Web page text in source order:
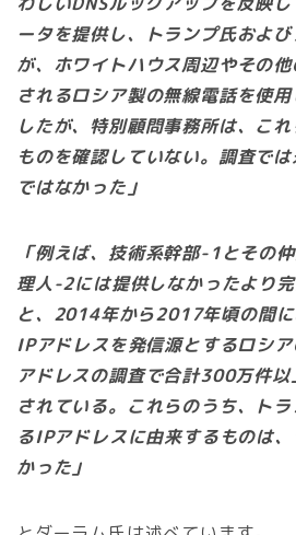
ータを提供し、トランプ氏およ
が、ホワイトハウス周辺やその
されるロシア製の無線電話を使
したが、特別顧問事務所は、こ
ものを確認していない。調査で
ではなかった」
「例えば、技術系幹部-1とその
理人-2には提供しなかったより
と、2014年から2017年頃の間
IPアドレスを発信源とするロシ
アドレスの調査で合計300万件
されている。これらのうち、ト
るIPアドレスに由来するものは
かった」